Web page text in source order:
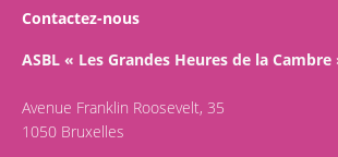
Contactez-nous
ASBL « Les Grandes Heures de la Cambre
Avenue Franklin Roosevelt, 35
1050 Bruxelles